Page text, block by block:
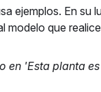
ejemplos. En su
modelo que
en 'Esta planta